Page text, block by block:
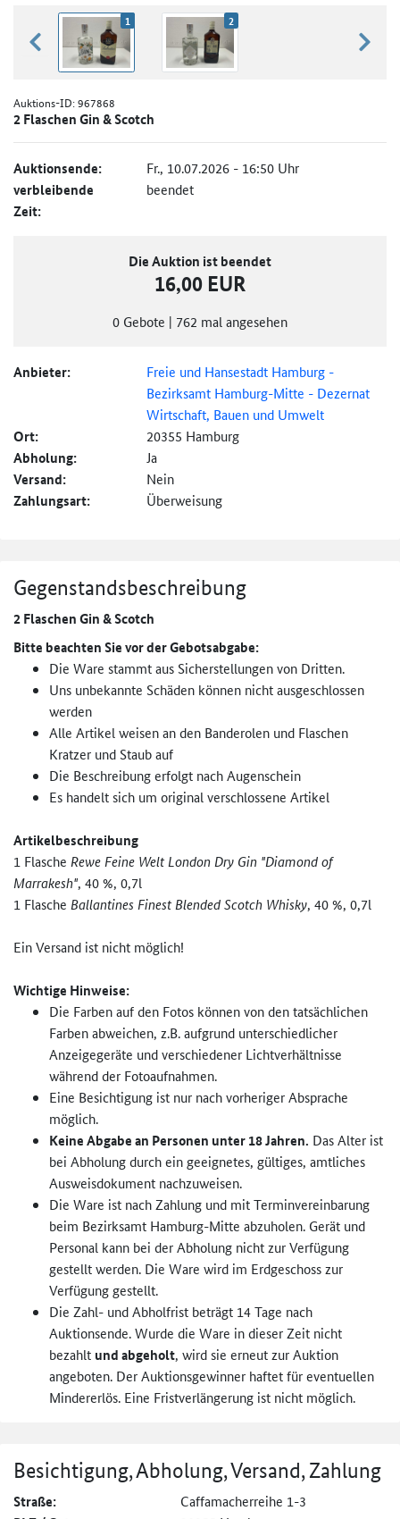
zurück blättern
1 2
Auktions-ID:967868
2 Flaschen Gin & Scotch
Auktionsende: Fr., 10.07.2026 - 16:50 Uhr
verbleibende
Zeit:
beendet
Die Auktion ist beendet
16,00 EUR
0 Gebote | 762 mal angesehen
Anbieter:
Freie und Hansestadt Hamburg -
Bezirksamt Hamburg-Mitte - Dezernat
Wirtschaft, Bauen und Umwelt
Ort: 20355 Hamburg
Abholung: Ja
Versand: Nein
Zahlungsart: Überweisung
Gegenstandsbeschreibung
2 Flaschen Gin & Scotch
Bitte beachten Sie vor der Gebotsabgabe:
Die Ware stammt aus Sicherstellungen von Dritten.
Uns unbekannte Schäden können nicht ausgeschlossen
werden
Alle Artikel weisen an den Banderolen und Flaschen
Kratzer und Staub auf
Die Beschreibung erfolgt nach Augenschein
Es handelt sich um original verschlossene Artikel
Artikelbeschreibung
1 Flasche Rewe Feine Welt London Dry Gin "Diamond of
Marrakesh", 40 %, 0,7l
1 Flasche Ballantines Finest Blended Scotch Whisky, 40 %, 0,7l
Ein Versand ist nicht möglich!
Wichtige Hinweise:
Die Farben auf den Fotos können von den tatsächlichen
Farben abweichen, z.B. aufgrund unterschiedlicher
Anzeigegeräte und verschiedener Lichtverhältnisse
während der Fotoaufnahmen.
Eine Besichtigung ist nur nach vorheriger Absprache
möglich.
Keine Abgabe an Personen unter 18 Jahren. Das Alter ist
bei Abholung durch ein geeignetes, gültiges, amtliches
Ausweisdokument nachzuweisen.
Die Ware ist nach Zahlung und mit Terminvereinbarung
beim Bezirksamt Hamburg-Mitte abzuholen. Gerät und
Personal kann bei der Abholung nicht zur Verfügung
gestellt werden. Die Ware wird im Erdgeschoss zur
Verfügung gestellt.
Die Zahl- und Abholfrist beträgt 14 Tage nach
Auktionsende. Wurde die Ware in dieser Zeit nicht
bezahlt und abgeholt, wird sie erneut zur Auktion
angeboten. Der Auktionsgewinner haftet für eventuellen
Mindererlös. Eine Fristverlängerung ist nicht möglich.
Besichtigung, Abholung, Versand, Zahlung
Straße: Caffamacherreihe 1-3